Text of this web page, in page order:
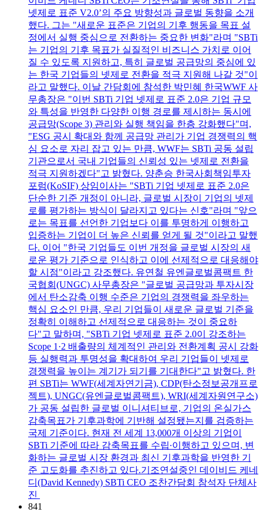
넷제로 표준 V2.0’의 주요 방향성과 글로벌 동향을 소개
했다. 그는 "새로운 표준은 기업의 기후 행동을 목표 설
정에서 실행 중심으로 전환하는 중요한 변화"라며 "SBTi
는 기업의 기후 목표가 실질적인 비즈니스 가치로 이어
질 수 있도록 지원하고, 특히 글로벌 공급망의 중심에 있
는 한국 기업들의 넷제로 전환을 적극 지원해 나갈 것"이
라고 말했다. 이날 간담회에 참석한 박민혜 한국WWF 사
무총장은 "이번 SBTi 기업 넷제로 표준 2.0은 기업 규모
와 특성을 반영한 다양한 이행 경로를 제시하는 동시에
공급망(Scope 3) 관리와 실행 책임을 한층 강화했다"며,
"ESG 공시 확대와 함께 공급망 관리가 기업 경쟁력의 핵
심 요소로 자리 잡고 있는 만큼, WWF는 SBTi 공동 설립
기관으로서 국내 기업들의 신뢰성 있는 넷제로 전환을
적극 지원하겠다"고 밝혔다. 양춘승 한국사회책임투자
포럼(KoSIF) 상임이사는 "SBTi 기업 넷제로 표준 2.0은
단순한 기준 개정이 아니라, 글로벌 시장이 기업의 넷제
로를 평가하는 방식이 달라지고 있다는 신호"라며 "앞으
로는 목표를 선언한 기업보다 이를 투명하게 이행하고
입증하는 기업이 더 높은 신뢰를 얻게 될 것"이라고 말했
다. 이어 "한국 기업들도 이번 개정을 글로벌 시장의 새
로운 평가 기준으로 인식하고 이에 선제적으로 대응해야
할 시점"이라고 강조했다. 유연철 유엔글로벌콤팩트 한
국협회(UNGC) 사무총장은 "글로벌 공급망과 투자시장
에서 탄소감축 이행 수준은 기업의 경쟁력을 좌우하는
핵심 요소인 만큼, 우리 기업들이 새로운 글로벌 기준을
정확히 이해하고 선제적으로 대응하는 것이 중요하
다"고 말하며, "SBTi 기업 넷제로 표준 2.0이 강조하는
Scope 1·2 배출량의 체계적인 관리와 전환계획 공시 강화
등 실행력과 투명성을 확대하여 우리 기업들이 넷제로
경쟁력을 높이는 계기가 되기를 기대한다"고 밝혔다. 한
편 SBTi는 WWF(세계자연기금), CDP(탄소정보공개프로
젝트), UNGC(유엔글로벌콤팩트), WRI(세계자원연구소)
가 공동 설립한 글로벌 이니셔티브로, 기업의 온실가스
감축목표가 기후과학에 기반해 설정됐는지를 검증하는
국제 기준이다. 현재 전 세계 13,000개 이상의 기업이
SBTi 기준에 따라 감축목표를 수립∙이행하고 있으며, 변
화하는 글로벌 시장 환경과 최신 기후과학을 반영한 기
준 고도화를 추진하고 있다.기조연설중인 데이비드 케네
디(David Kennedy) SBTi CEO 조찬간담회 참석자 단체사
진
841